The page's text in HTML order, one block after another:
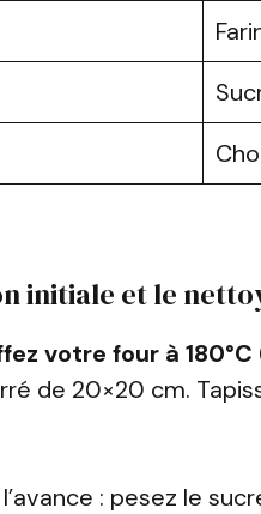
initiale et le
votre four à 180°C
de 20×20 cm.
: pesez le